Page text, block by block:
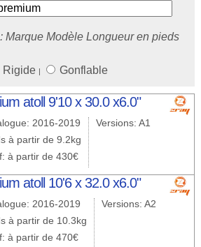
Marque Modèle Longueur en pieds
Rigide | Gonflable
atoll 9'10 x 30.0 x6.0"
2016-2019
à partir de 9.2kg
à partir de 430€
Versions: A1
atoll 10'6 x 32.0 x6.0"
2016-2019
à partir de 10.3kg
à partir de 470€
Versions: A2